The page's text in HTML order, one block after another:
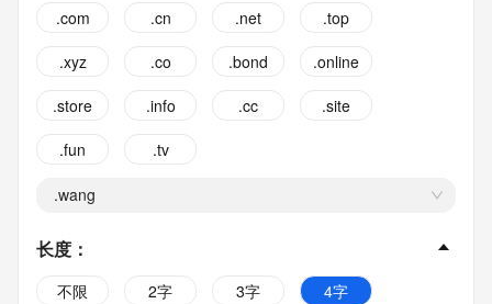
.com .cn .net
.top
.xyz
.co .bond
.online
.store
.info .cc
.site
.fun
.tv
.wang
长度 ：
不限 2字 3字
4字